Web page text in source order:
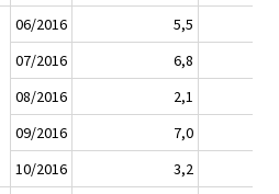
06/2016
5,5
07/2016
6,8
08/2016
2,1
09/2016
7,0
10/2016
3,2